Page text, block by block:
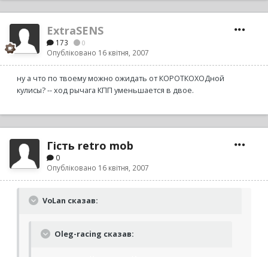
ExtraSENS
173 0
Опубліковано 16 квітня, 2007
ну а что по твоему можно ожидать от КОРОТКОХОДной
кулисы? -- ход рычага КПП уменьшается в двое.
Гість retro mob
0
Опубліковано 16 квітня, 2007
VoLan сказав:
Oleg-racing сказав: